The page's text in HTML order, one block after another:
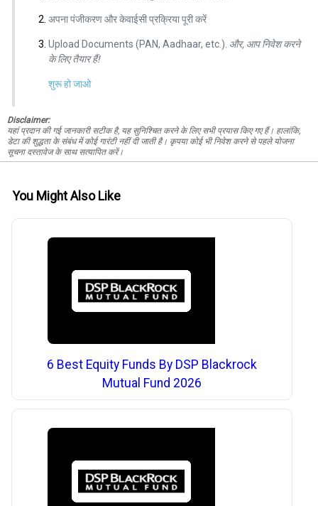
अपना पंजीकरण और केवाईसी प्रक्रिया पूरी करें
Upload Documents (PAN, Aadhaar, etc.). और, आप निवेश करने
के लिए तैयार हैं!
शुरू हो जाओ
Disclaimer:
यहां प्रदान की गई जानकारी सटीक है, यह सुनिश्चित करने के लिए सभी प्रयास किए गए हैं। हालांकि,
डेटा की शुद्धता के संबंध में कोई गारंटी नहीं दी जाती है। कृपया कोई भी निवेश करने से पहले योजना
सूचना दस्तावेज के साथ सत्यापित करें।
You Might Also Like
6 Best Equity Funds By DSP Blackrock
Mutual Fund 2026